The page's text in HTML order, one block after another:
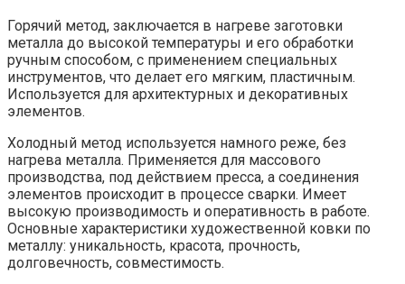
Горячий метод, заключается в нагреве заготовки
металла до высокой температуры и его обработки
ручным способом, с применением специальных
инструментов, что делает его мягким, пластичным.
Используется для архитектурных и декоративных
элементов.
Холодный метод используется намного реже, без
нагрева металла. Применяется для массового
производства, под действием пресса, а соединения
элементов происходит в процессе сварки. Имеет
высокую производимость и оперативность в работе.
Основные характеристики художественной ковки по
металлу: уникальность, красота, прочность,
долговечность, совместимость.